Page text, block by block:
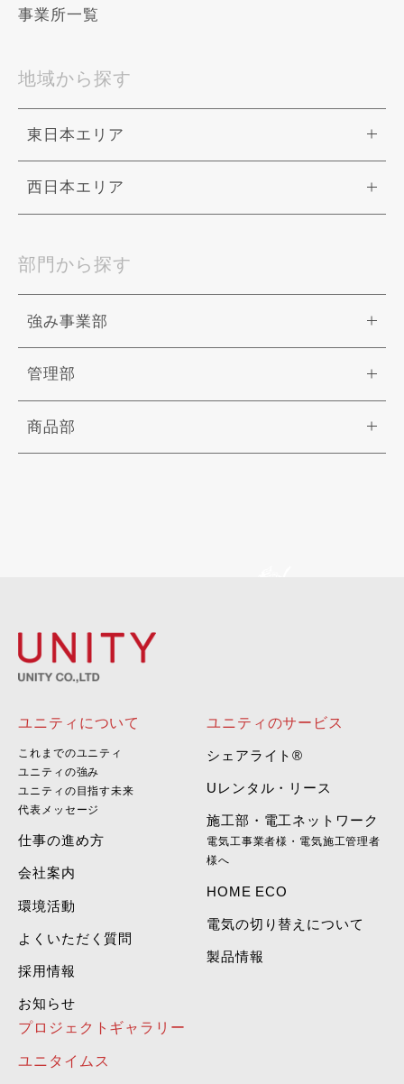
事業所一覧
地域から探す
東日本エリア
西日本エリア
部門から探す
強み事業部
管理部
商品部
ユニティについて
これまでのユニティ
ユニティの強み
ユニティの目指す未来
代表メッセージ
仕事の進め方
会社案内
環境活動
よくいただく質問
採用情報
お知らせ
ユニティのサービス
シェアライト®
Uレンタル・リース
施工部・電工ネットワーク
電気工事業者様・電気施工管理者
様へ
HOME ECO
電気の切り替えについて
製品情報
プロジェクトギャラリー
ユニタイムス